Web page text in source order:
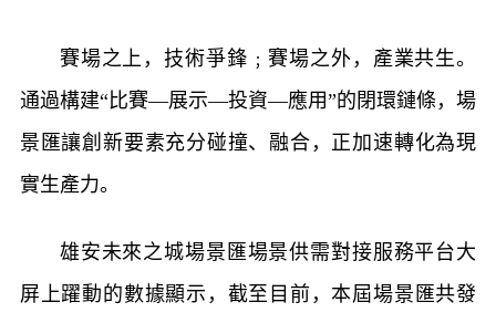
賽場之上，技術爭鋒﹔賽場之外，產業共生。
通過構建“比賽—展示—投資—應用”的閉環鏈條，場
景匯讓創新要素充分碰撞、融合，正加速轉化為現
實生產力。
雄安未來之城場景匯場景供需對接服務平台大
屏上躍動的數據顯示，截至目前，本屆場景匯共發